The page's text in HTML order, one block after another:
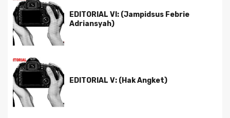
EDITORIAL VI: (Jampidsus Febrie
Adriansyah)
EDITORIAL V: (Hak Angket)